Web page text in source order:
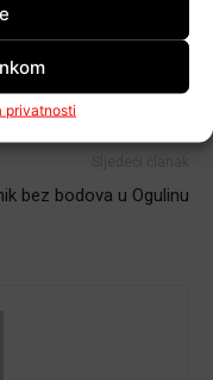
privatnosti
bez bodova u Ogulinu